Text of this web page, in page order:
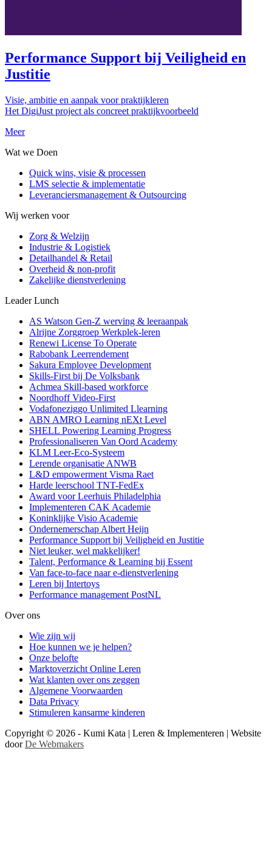
Performance Support bij Veiligheid en
Justitie
Visie, ambitie en aanpak voor praktijkleren
Het DigiJust project als concreet praktijkvoorbeeld
Meer
Wat we Doen
Quick wins, visie & processen
LMS selectie & implementatie
Leveranciersmanagement & Outsourcing
Wij werken voor
Zorg & Welzijn
Industrie & Logistiek
Detailhandel & Retail
Overheid & non-profit
Zakelijke dienstverlening
Leader Lunch
AS Watson Gen-Z werving & leeraanpak
Alrijne Zorggroep Werkplek-leren
Renewi License To Operate
Rabobank Leerrendement
Sakura Employee Development
Skills-First bij De Volksbank
Achmea Skill-based workforce
Noordhoff Video-First
Vodafoneziggo Unlimited Llearning
ABN AMRO Learning nEXt Level
SHELL Powering Learning Progress
Professionaliseren Van Oord Academy
KLM Leer-Eco-Systeem
Lerende organisatie ANWB
L&D empowerment Visma Raet
Harde leerschool TNT-FedEx
Award voor Leerhuis Philadelphia
Implementeren CAK Academie
Koninklijke Visio Academie
Ondernemerschap Albert Heijn
Performance Support bij Veiligheid en Justitie
Niet leuker, wel makkelijker!
Talent, Performance & Learning bij Essent
Van face-to-face naar e-dienstverlening
Leren bij Intertoys
Performance management PostNL
Over ons
Wie zijn wij
Hoe kunnen we je helpen?
Onze belofte
Marktoverzicht Online Leren
Wat klanten over ons zeggen
Algemene Voorwaarden
Data Privacy
Stimuleren kansarme kinderen
Copyright © 2026 - Kumi Kata | Leren & Implementeren | Website
doorDe Webmakers